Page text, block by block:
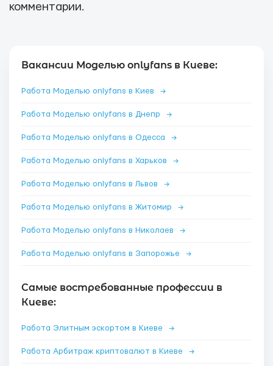
комментарии.
Вакансии Моделью onlyfans в Киеве:
Работа Моделью onlyfans в Киев →
Работа Моделью onlyfans в Днепр →
Работа Моделью onlyfans в Одесса →
Работа Моделью onlyfans в Харьков →
Работа Моделью onlyfans в Львов →
Работа Моделью onlyfans в Житомир →
Работа Моделью onlyfans в Николаев →
Работа Моделью onlyfans в Запорожье →
Самые востребованные профессии в
Киеве:
Работа Элитным эскортом в Киеве →
Работа Арбитраж криптовалют в Киеве →